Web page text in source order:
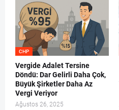
CHP
Vergide Adalet Tersine
Döndü: Dar Gelirli Daha Çok,
Büyük Şirketler Daha Az
Vergi Veriyor
Ağustos 26, 2025